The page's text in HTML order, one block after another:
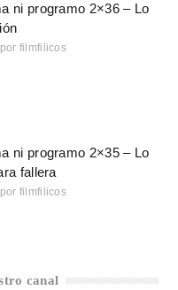
ni programo 2×36 – Lo
por filmfilicos
ni programo 2×35 – Lo
fallera
por filmfilicos
canal